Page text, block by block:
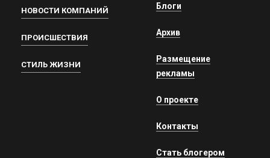
НОВОСТИ КОМПАНИЙ
ПРОИСШЕСТВИЯ
СТИЛЬ ЖИЗНИ
Блоги
Архив
Размещение
рекламы
О проекте
Контакты
Стать блогером